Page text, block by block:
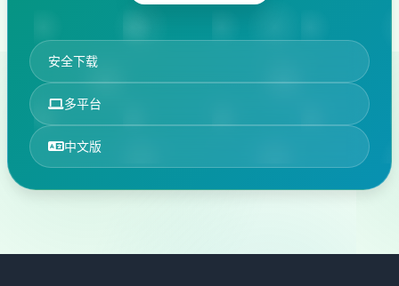
安全下载
多平台
中文版